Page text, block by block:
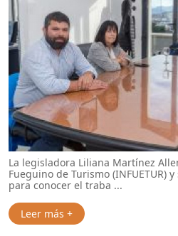
La legisladora Liliana Martínez
Fueguino de Turismo (INFUETUR)
para conocer el traba ...
Leer más +